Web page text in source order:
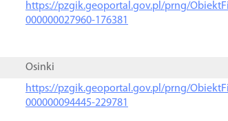
https://pzgik.geoportal.gov.pl/prng/
000000027960-176381
Osinki
https://pzgik.geoportal.gov.pl/prng/
000000094445-229781